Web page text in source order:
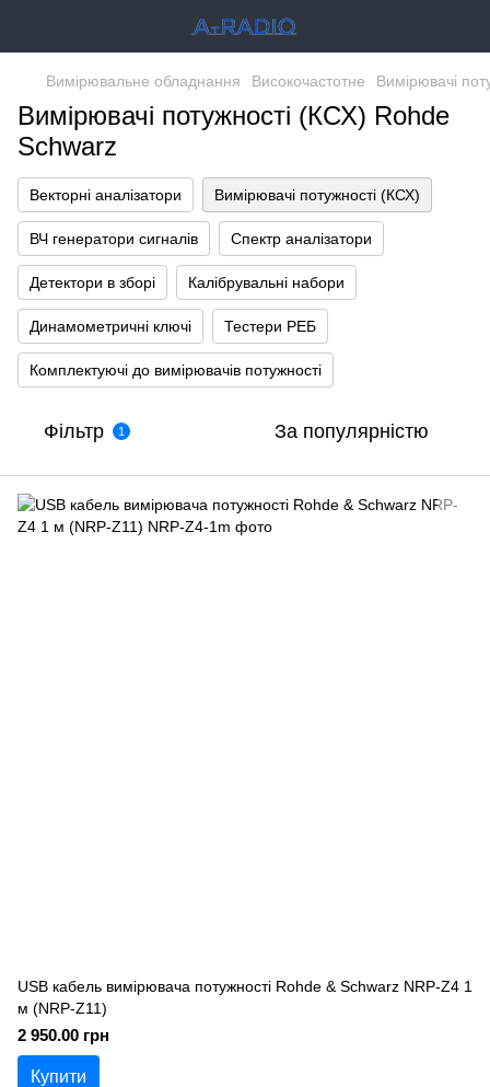
Вимірювальне обладнання Високочастотне Вимірювачі
Вимірювачі потужності (КСХ) Rohde
Schwarz
Векторні аналізатори Вимірювачі потужності (КСХ)
ВЧ генератори сигналів Спектр аналізатори
Детектори в зборі Калібрувальні набори
Динамометричні ключі Тестери РЕБ
Комплектуючі до вимірювачів потужності
Фільтр 1 За популярністю
USB кабель вимірювача потужності Rohde & Schwarz NRP-Z4 1
м (NRP-Z11)
2 950.00 грн
Купити